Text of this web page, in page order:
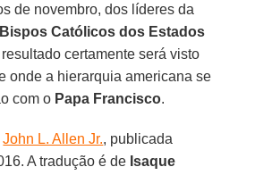
de novembro, dos líderes da
Católicos dos Estados
certamente será visto
onde a hierarquia americana se
com o Papa Francisco.
John L. Allen Jr., publicada
A tradução é de Isaque